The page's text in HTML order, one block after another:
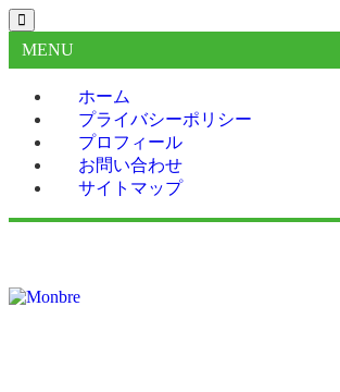
MENU
ホーム
プライバシーポリシー
プロフィール
お問い合わせ
サイトマップ